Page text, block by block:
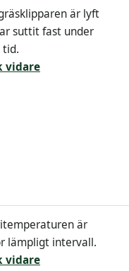
är lyft
suttit fast under
tid.
vidare
är
lämpligt intervall.
vidare